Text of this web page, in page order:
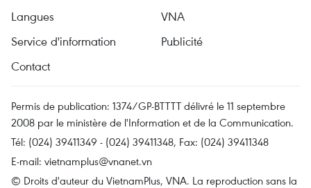
Langues
VNA
Service d'information
Publicité
Contact
Permis de publication: 1374/GP-BTTTT délivré le 11 septembre
2008 par le ministère de l'Information et de la Communication.
Tél: (024) 39411349 - (024) 39411348, Fax: (024) 39411348
E-mail: vietnamplus@vnanet.vn
© Droits d'auteur du VietnamPlus, VNA. La reproduction sans la